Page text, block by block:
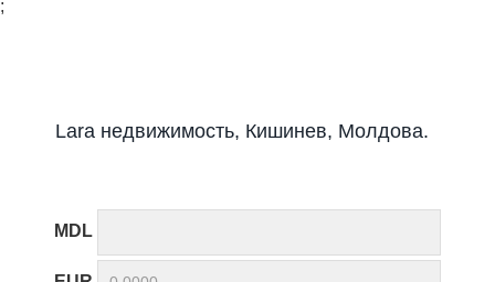
;
Lara недвижимость, Кишинев, Молдова.
MDL